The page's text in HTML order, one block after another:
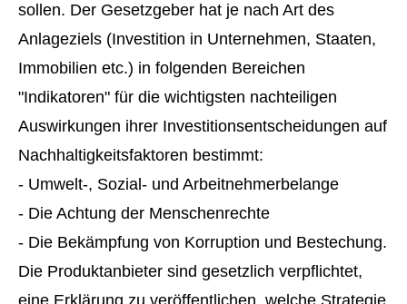
sollen. Der Gesetzgeber hat je nach Art des
Anlageziels (Investition in Unternehmen, Staaten,
Immobilien etc.) in folgenden Bereichen
"Indikatoren" für die wichtigsten nachteiligen
Auswirkungen ihrer Investitionsentscheidungen auf
Nachhaltigkeitsfaktoren bestimmt:
- Umwelt-, Sozial- und Arbeitnehmerbelange
- Die Achtung der Menschenrechte
- Die Bekämpfung von Korruption und Bestechung.
Die Produktanbieter sind gesetzlich verpflichtet,